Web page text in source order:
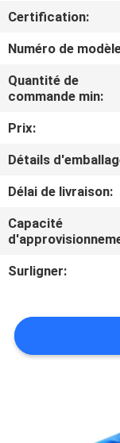
DE
NOUS
VISITE
D'USINE
CONTRÔLE
DE
QUALITÉ
NOUS
Certification:
Numéro de
Quantité de
commande min:
Prix:
Détails
Délai de livraison:
Capacité
Surligner: